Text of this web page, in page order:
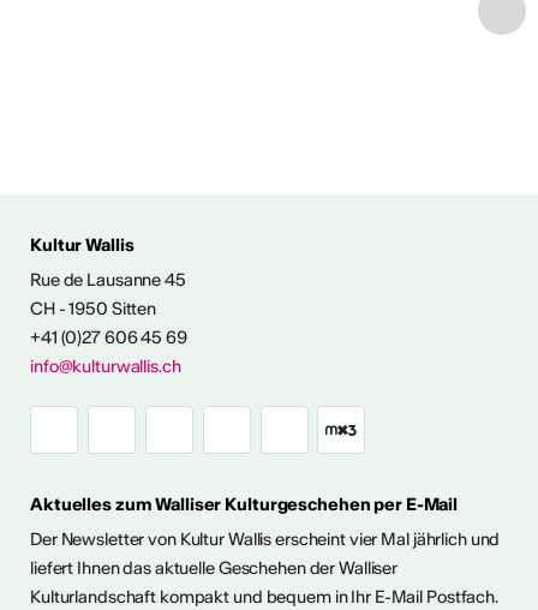
Ausstellungen
Himmel im Wallis
Kunst im Freien so richtig
eine kleine aber feine
im Wallis
Kultur Wallis
Rue de Lausanne 45
CH - 1950 Sitten
+41 (0)27 606 45 69
info@kulturwallis.ch
Aktuelles zum Walliser Kulturgeschehen per E-Mail
Der Newsletter von Kultur Wallis erscheint vier Mal jährlich und
liefert Ihnen das aktuelle Geschehen der Walliser
Kulturlandschaft kompakt und bequem in Ihr E-Mail Postfach.